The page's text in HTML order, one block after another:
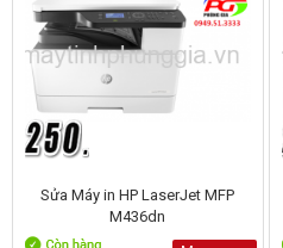
Sửa Máy in HP LaserJet MFP
M436dn